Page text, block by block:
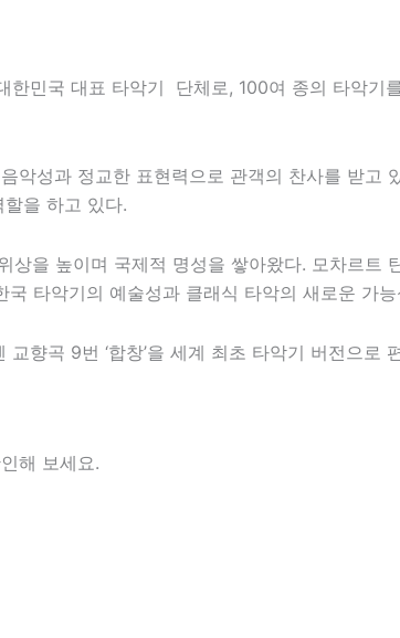
민국 대표 타악기 단체로, 100여 종의 타악기
악성과 정교한 표현력으로 관객의 찬사를 받고
을 하고 있다.
을 높이며 국제적 명성을 쌓아왔다. 모차르트
타악기의 예술성과 클래식 타악의 새로운 가
교향곡 9번 ‘합창’을 세계 최초 타악기 버전으로
해 보세요.